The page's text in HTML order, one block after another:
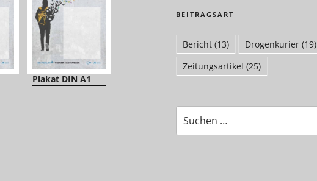
Plakat DIN A1
BEITRAGSART
Bericht(13) Drogenkurier(19)
Zeitungsartikel (25)
nach: